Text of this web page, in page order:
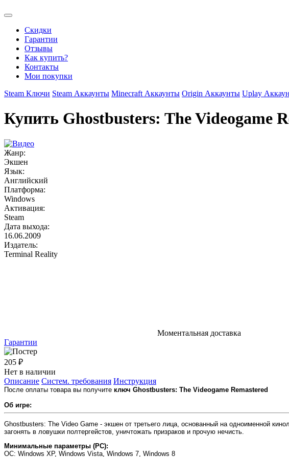
Скидки
Гарантии
Отзывы
Как купить?
Контакты
Мои покупки
Steam Ключи Steam Аккаунты Minecraft Аккаунты Origin Аккаунты Uplay
Купить Ghostbusters: The Videogame
Жанр:
Экшен
Язык:
Английский
Платформа:
Windows
Активация:
Steam
Дата выхода:
16.06.2009
Издатель:
Terminal Reality
Моментальная доставка
Гарантии
205 ₽
Нет в наличии
Описание Систем. требования Инструкция
После оплаты товара вы получите ключ Ghostbusters: The Videogame Remastered
Об игре:
Ghostbusters: The Video Game - экшен от третьего лица, основанный на одноименной
загонять в ловушки полтергейстов, уничтожать призраков и прочую нечисть.
Минимальные параметры (PC):
OC: Windows XP, Windows Vista, Windows 7, Windows 8